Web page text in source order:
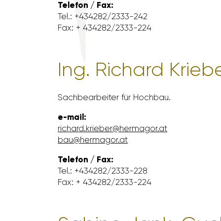
Telefon / Fax:
Tel.: +434282/​2333-242
Fax: + 434282/​2333-224
Ing. Richard
Sach­be­ar­beiter für Hochbau.
e-mail:
richard.krieber@hermagor.at
bau@hermagor.at
Telefon / Fax:
Tel.: +434282/​2333-228
Fax: + 434282/​2333-224